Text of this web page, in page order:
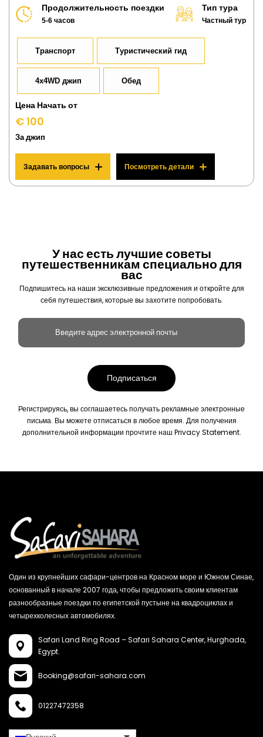
Продолжительность поездки
5-6 часов
Тип тура
Частный тур
Транспорт Туристический гид
4x4WD джип Обед
Цена Начать от
€ 100
За джип
Задавать вопросы Посмотреть детали
У нас есть лучшие советы
путешественникам специально для
вас
Подпишитесь на наши эксклюзивные предложения и откройте для
себя путешествия, которые вы захотите попробовать.
Регистрируясь, вы соглашаетесь получать рекламные электронные
письма. Вы можете отписаться в любое время. Для получения
дополнительной информации прочтите наш Privacy Statement.
Один из крупнейших сафари-центров на Красном море и Южном Синае,
основанный в начале 2007 года, чтобы предложить своим клиентам
разнообразные поездки по египетской пустыне на квадроциклах и
четырехколесных автомобилях.
Safari Land Ring Road – Safari Sahara Center,Hurghada,
Egypt.
Booking@safari-sahara.com
01227472358